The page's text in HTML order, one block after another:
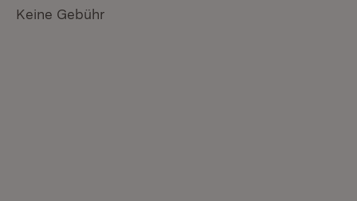
Keine Gebühr